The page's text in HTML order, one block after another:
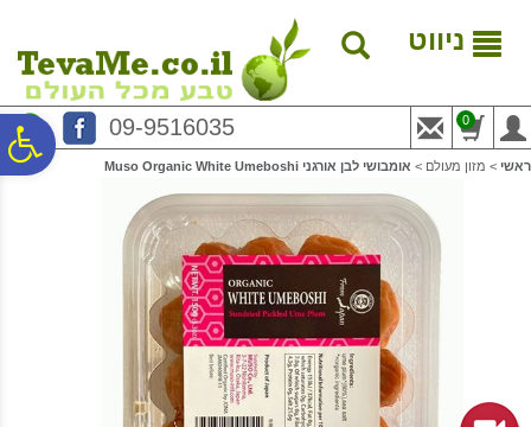
נגישות
המרכזי
ניווט
09-9516035 0
ראשי > מזון מעולם > אומבושי לבן אורגני Muso Organic White Umeboshi